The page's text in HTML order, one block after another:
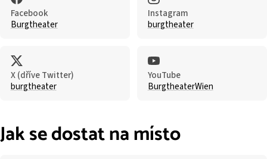
Facebook
Burgtheater
Instagram
burgtheater
X (dříve Twitter)
burgtheater
YouTube
BurgtheaterWien
Jak se dostat na místo